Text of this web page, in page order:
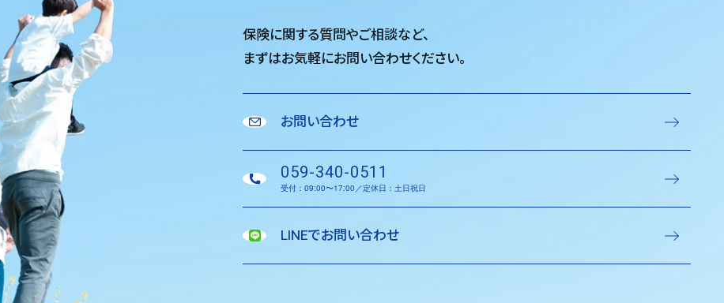
保険に関する質問やご相談など、
まずはお気軽にお問い合わせください。
お問い合わせ
059-340-0511
受付：09:00〜17:00／定休日：土日祝日
LINEでお問い合わせ